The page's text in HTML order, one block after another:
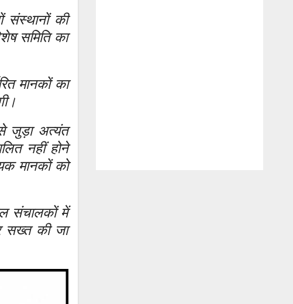
संस्थानों की
समिति का
मानकों का
जुड़ा अत्यंत
नहीं होने
मानकों को
संचालकों में
सख्त की जा